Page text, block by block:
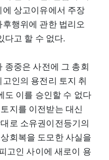
상고이유에서 주장
행위에 관한 법리오
다고 할 수 없다.
종중은 사전에 그 총회
인의 용전리 토지 취
도 이를 승인할 수 없다
지를 이전받는 대신
로 소유권이전등기의
회복을 도모한 사실을
고인 사이에 새로이 용